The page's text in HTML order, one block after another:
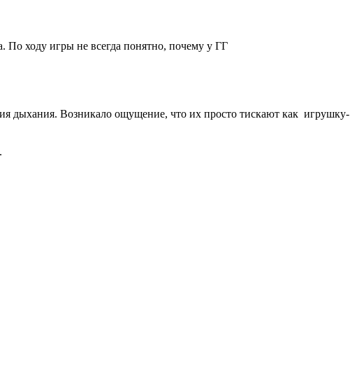
По ходу игры не всегда понятно, почему у ГГ
дыхания. Возникало ощущение, что их просто тискают как игрушку-